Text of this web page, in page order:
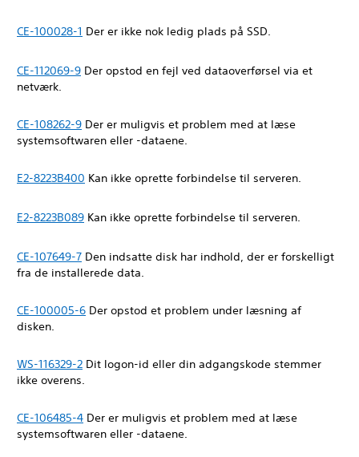
CE-100028-1 Der er ikke nok ledig plads på SSD.
CE-112069-9 Der opstod en fejl ved dataoverførsel via et
netværk.
CE-108262-9 Der er muligvis et problem med at læse
systemsoftwaren eller -dataene.
E2-8223B400 Kan ikke oprette forbindelse til serveren.
E2-8223B089 Kan ikke oprette forbindelse til serveren.
CE-107649-7 Den indsatte disk har indhold, der er forskelligt
fra de installerede data.
CE-100005-6 Der opstod et problem under læsning af
disken.
WS-116329-2 Dit logon-id eller din adgangskode stemmer
ikke overens.
CE-106485-4 Der er muligvis et problem med at læse
systemsoftwaren eller -dataene.